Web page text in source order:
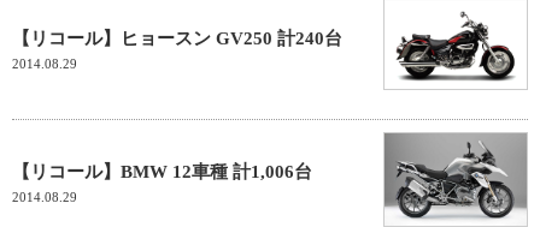
【リコール】ヒョースン GV250 計240台
2014.08.29
【リコール】BMW 12車種 計1,006台
2014.08.29